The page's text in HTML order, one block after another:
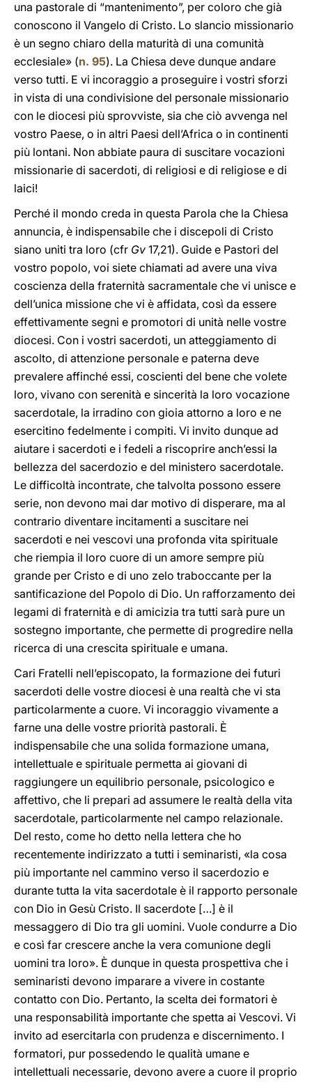
una pastorale di “mantenimento”, per coloro che già
conoscono il Vangelo di Cristo. Lo slancio missionario
è un segno chiaro della maturità di una comunità
ecclesiale» (n. 95). La Chiesa deve dunque andare
verso tutti. E vi incoraggio a proseguire i vostri sforzi
in vista di una condivisione del personale missionario
con le diocesi più sprovviste, sia che ciò avvenga nel
vostro Paese, o in altri Paesi dell’Africa o in continenti
più lontani. Non abbiate paura di suscitare vocazioni
missionarie di sacerdoti, di religiosi e di religiose e di
laici!
Perché il mondo creda in questa Parola che la Chiesa
annuncia, è indispensabile che i discepoli di Cristo
siano uniti tra loro (cfr Gv 17,21). Guide e Pastori del
vostro popolo, voi siete chiamati ad avere una viva
coscienza della fraternità sacramentale che vi unisce e
dell’unica missione che vi è affidata, così da essere
effettivamente segni e promotori di unità nelle vostre
diocesi. Con i vostri sacerdoti, un atteggiamento di
ascolto, di attenzione personale e paterna deve
prevalere affinché essi, coscienti del bene che volete
loro, vivano con serenità e sincerità la loro vocazione
sacerdotale, la irradino con gioia attorno a loro e ne
esercitino fedelmente i compiti. Vi invito dunque ad
aiutare i sacerdoti e i fedeli a riscoprire anch’essi la
bellezza del sacerdozio e del ministero sacerdotale.
Le difficoltà incontrate, che talvolta possono essere
serie, non devono mai dar motivo di disperare, ma al
contrario diventare incitamenti a suscitare nei
sacerdoti e nei vescovi una profonda vita spirituale
che riempia il loro cuore di un amore sempre più
grande per Cristo e di uno zelo traboccante per la
santificazione del Popolo di Dio. Un rafforzamento dei
legami di fraternità e di amicizia tra tutti sarà pure un
sostegno importante, che permette di progredire nella
ricerca di una crescita spirituale e umana.
Cari Fratelli nell’episcopato, la formazione dei futuri
sacerdoti delle vostre diocesi è una realtà che vi sta
particolarmente a cuore. Vi incoraggio vivamente a
farne una delle vostre priorità pastorali. È
indispensabile che una solida formazione umana,
intellettuale e spirituale permetta ai giovani di
raggiungere un equilibrio personale, psicologico e
affettivo, che li prepari ad assumere le realtà della vita
sacerdotale, particolarmente nel campo relazionale.
Del resto, come ho detto nella lettera che ho
recentemente indirizzato a tutti i seminaristi, «la cosa
più importante nel cammino verso il sacerdozio e
durante tutta la vita sacerdotale è il rapporto personale
con Dio in Gesù Cristo. Il sacerdote […] è il
messaggero di Dio tra gli uomini. Vuole condurre a Dio
e così far crescere anche la vera comunione degli
uomini tra loro». È dunque in questa prospettiva che i
seminaristi devono imparare a vivere in costante
contatto con Dio. Pertanto, la scelta dei formatori è
una responsabilità importante che spetta ai Vescovi. Vi
invito ad esercitarla con prudenza e discernimento. I
formatori, pur possedendo le qualità umane e
intellettuali necessarie, devono avere a cuore il proprio